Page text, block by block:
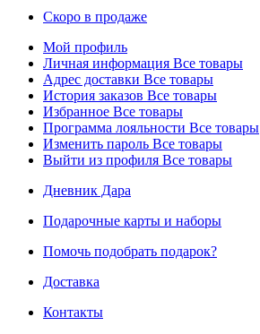
Скоро в продаже
Мой профиль
Личная информация Все товары
Адрес доставки Все товары
История заказов Все товары
Избранное Все товары
Программа лояльности Все товары
Изменить пароль Все товары
Выйти из профиля Все товары
Дневник Дара
Подарочные карты и наборы
Помочь подобрать подарок?
Доставка
Контакты